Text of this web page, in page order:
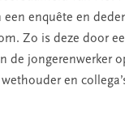
een enquête en
Zo is deze door
de jongerenwerker
en